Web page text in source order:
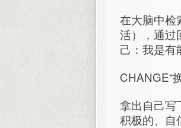
在大脑中检
活），通过
己：我是有
CHANGE“
拿出自己写
积极的、自